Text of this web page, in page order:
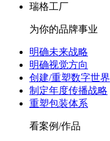
瑞格工厂
为你的品牌事业
明确未来战略
明确视觉方向
创建/重塑数字世界
制定年度传播战略
重塑包装体系
看案例/作品